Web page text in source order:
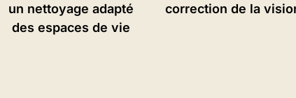
un nettoyage adapté
des espaces de vie
correction de la